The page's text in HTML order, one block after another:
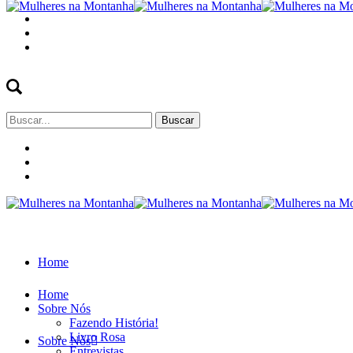
Buscar
por:
Home
Sobre Nós
Home
Sobre Nós
Fazendo História!
Livro Rosa